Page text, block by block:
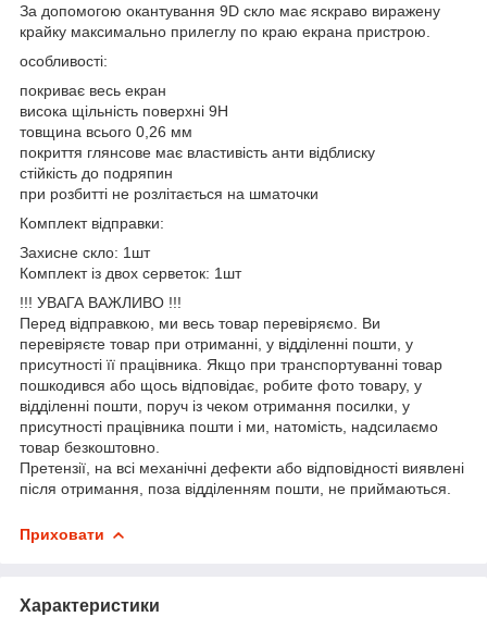
За допомогою окантування 9D скло має яскраво виражену
крайку максимально прилеглу по краю екрана пристрою.
особливості:
покриває весь екран
висока щільність поверхні 9Н
товщина всього 0,26 мм
покриття глянсове має властивість анти відблиску
стійкість до подряпин
при розбитті не розлітається на шматочки
Комплект відправки:
Захисне скло: 1шт
Комплект із двох серветок: 1шт
!!! УВАГА ВАЖЛИВО !!!
Перед відправкою, ми весь товар перевіряємо. Ви
перевіряєте товар при отриманні, у відділенні пошти, у
присутності її працівника. Якщо при транспортуванні товар
пошкодився або щось відповідає, робите фото товару, у
відділенні пошти, поруч із чеком отримання посилки, у
присутності працівника пошти і ми, натомість, надсилаємо
товар безкоштовно.
Претензії, на всі механічні дефекти або відповідності виявлені
після отримання, поза відділенням пошти, не приймаються.
Приховати
Характеристики